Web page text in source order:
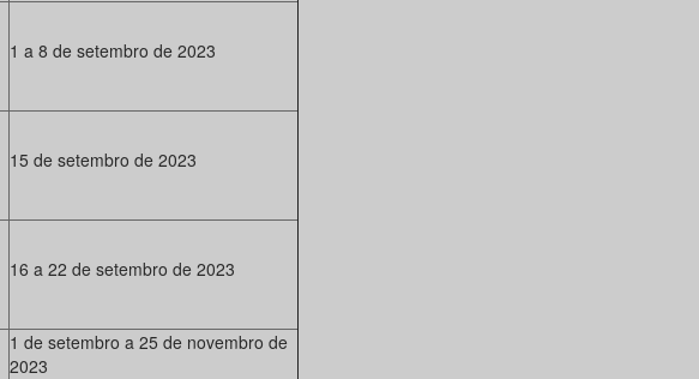
1 a 8 de setembro de 2023
15 de setembro de 2023
16 a 22 de setembro de 2023
1 de setembro a 25 de novembro de
2023